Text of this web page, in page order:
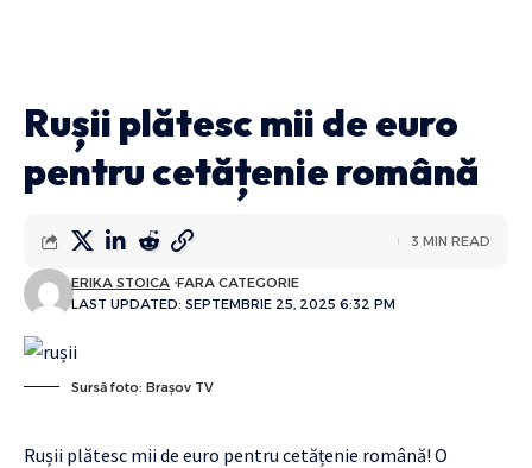
Rușii plătesc mii de euro
pentru cetățenie română
LAST UPDATED: SEPTEMBRIE 25, 2025 6:32 PM
ERIKA STOICA FARA CATEGORIE
3 MIN READ
Sursă foto: Brașov TV
Rușii plătesc mii de euro pentru cetățenie română! O